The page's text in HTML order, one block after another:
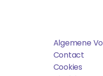
Algemene
Contact
Cookies